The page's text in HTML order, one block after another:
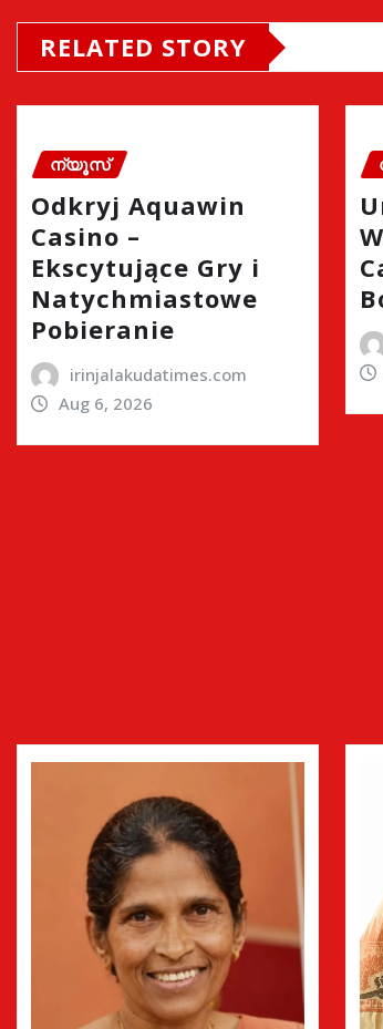
RELATED STORY
ന്യൂസ്
Odkryj Aquawin
Casino –
Ekscytujące Gry i
Natychmiastowe
Pobieranie
irinjalakudatimes.com
Aug 6, 2026